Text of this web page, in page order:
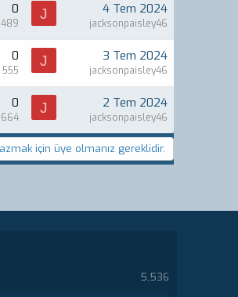
0
489
J 4 Tem 2024
jacksonpaisley46
0
555
J 3 Tem 2024
jacksonpaisley46
0
664
J 2 Tem 2024
jacksonpaisley46
için üye olmanız gereklidir.
5,536